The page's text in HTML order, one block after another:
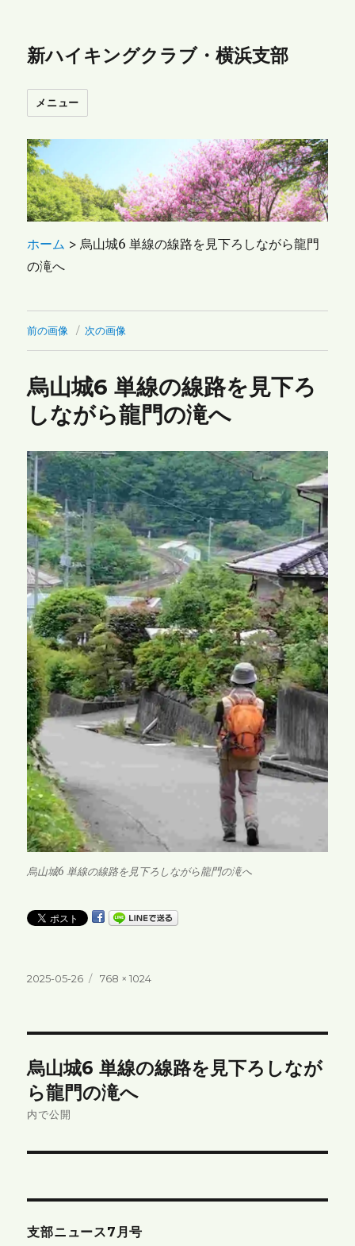
新ハイキングクラブ・横浜支部
メニュー
ホーム > 烏山城6 単線の線路を見下ろしながら龍門
の滝へ
前の画像 次の画像
烏山城6 単線の線路を見下ろ
しながら龍門の滝へ
烏山城6 単線の線路を見下ろしながら龍門の滝へ
投
2025-05-26
フ
768 × 1024
稿
ナ
ビ
烏山城6 単線の線路を見下ろしなが
ら龍門の滝へ
内で公開
支部ニュース7月号